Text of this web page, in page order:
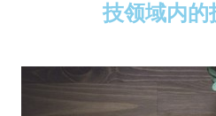
技领域内的